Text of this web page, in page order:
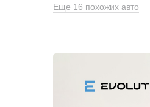
Еще 16 похожих авто